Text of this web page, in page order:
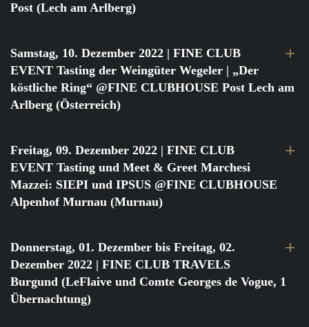
Post (Lech am Arlberg)
Samstag, 10. Dezember 2022 | FINE CLUB
EVENT Tasting der Weingüter Wegeler | „Der
köstliche Ring“ @FINE CLUBHOUSE Post Lech am
Arlberg (Österreich)
Freitag, 09. Dezember 2022 | FINE CLUB
EVENT Tasting und Meet & Greet Marchesi
Mazzei: SIEPI und IPSUS @FINE CLUBHOUSE
Alpenhof Murnau (Murnau)
Donnerstag, 01. Dezember bis Freitag, 02.
Dezember 2022 | FINE CLUB TRAVELS
Burgund (LeFlaive und Comte Georges de Vogue, 1
Übernachtung)